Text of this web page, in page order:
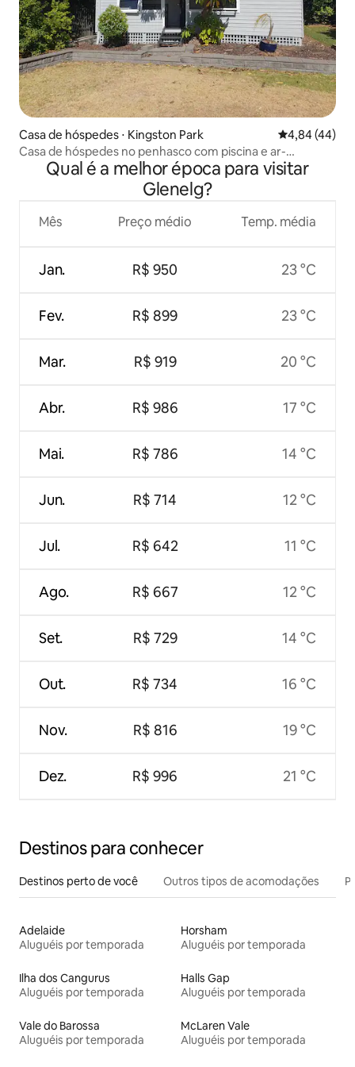
Casa de hóspedes ⋅ Kingston Park 4,84 de uma
4,84 (44)
Casa de hóspedes no penhasco com piscina e ar-
condicionado novo (25)
Qual é a melhor época para visitar
Glenelg?
Mês
Jan.
Fev.
Mar.
Abr.
Mai.
Jun.
Jul.
Ago.
Set.
Out.
Nov.
Dez.
Preço médio
R$ 950
R$ 899
R$ 919
R$ 986
R$ 786
R$ 714
R$ 642
R$ 667
R$ 729
R$ 734
R$ 816
R$ 996
Temp. média
23 °C
23 °C
20 °C
17 °C
14 °C
12 °C
11 °C
12 °C
14 °C
16 °C
19 °C
21 °C
Destinos para conhecer
Destinos perto de você Outros tipos de acomodações
Adelaide
Aluguéis por temporada
Horsham
Aluguéis por temporada
Ilha dos Cangurus
Aluguéis por temporada
Halls Gap
Aluguéis por temporada
Vale do Barossa
Aluguéis por temporada
McLaren Vale
Aluguéis por temporada